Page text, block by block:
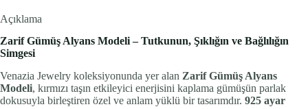
Açıklama
Zarif Gümüş Alyans Modeli – Tutkunun, Şıklığın ve Bağlılığın
Simgesi
Venazia Jewelry koleksiyonunda yer alan Zarif Gümüş Alyans
Modeli, kırmızı taşın etkileyici enerjisini kaplama gümüşün parlak
dokusuyla birleştiren özel ve anlam yüklü bir tasarımdır. 925 ayar